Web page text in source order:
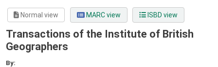
Normal view MARC view ISBD view
Transactions of the Institute of British
Geographers
By: